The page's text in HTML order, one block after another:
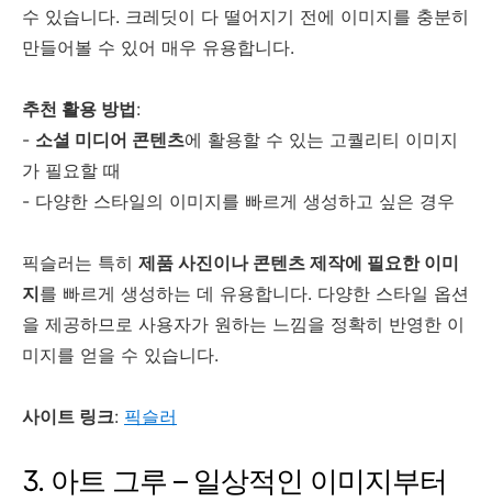
수 있습니다. 크레딧이 다 떨어지기 전에 이미지를 충분히
만들어볼 수 있어 매우 유용합니다.
추천 활용 방법:
- 소셜 미디어 콘텐츠에 활용할 수 있는 고퀄리티 이미지
가 필요할 때
- 다양한 스타일의 이미지를 빠르게 생성하고 싶은 경우
픽슬러는 특히 제품 사진이나 콘텐츠 제작에 필요한 이미
지를 빠르게 생성하는 데 유용합니다. 다양한 스타일 옵션
을 제공하므로 사용자가 원하는 느낌을 정확히 반영한 이
미지를 얻을 수 있습니다.
사이트 링크: 픽슬러
3. 아트 그루 – 일상적인 이미지부터